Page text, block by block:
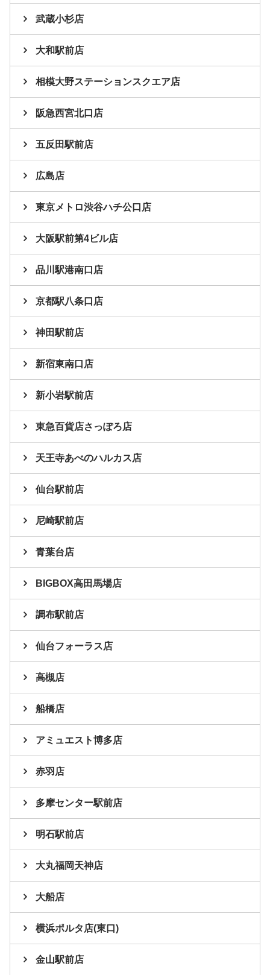
武蔵小杉店
大和駅前店
相模大野ステーションスクエア店
阪急西宮北口店
五反田駅前店
広島店
東京メトロ渋谷ハチ公口店
大阪駅前第4ビル店
品川駅港南口店
京都駅八条口店
神田駅前店
新宿東南口店
新小岩駅前店
東急百貨店さっぽろ店
天王寺あべのハルカス店
仙台駅前店
尼崎駅前店
青葉台店
BIGBOX高田馬場店
調布駅前店
仙台フォーラス店
高槻店
船橋店
アミュエスト博多店
赤羽店
多摩センター駅前店
明石駅前店
大丸福岡天神店
大船店
横浜ポルタ店(東口)
金山駅前店